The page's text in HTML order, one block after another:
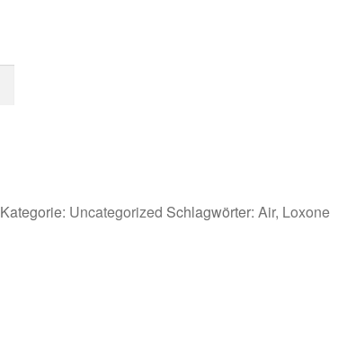
Kategorie: Uncategorized Schlagwörter:Air, Loxone